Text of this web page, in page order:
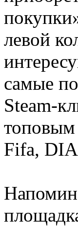
левой
самые
Steam-
Fifa,